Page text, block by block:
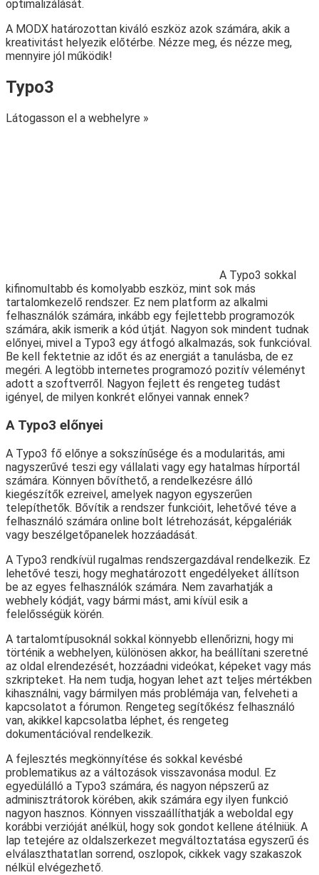
optimalizálását.
A MODX határozottan kiváló eszköz azok számára, akik a
kreativitást helyezik előtérbe. Nézze meg, és nézze meg,
mennyire jól működik!
Typo3
Látogasson el a webhelyre »
A Typo3 sokkal
kifinomultabb és komolyabb eszköz, mint sok más
tartalomkezelő rendszer. Ez nem platform az alkalmi
felhasználók számára, inkább egy fejlettebb programozók
számára, akik ismerik a kód útját. Nagyon sok mindent tudnak
előnyei, mivel a Typo3 egy átfogó alkalmazás, sok funkcióval.
Be kell fektetnie az időt és az energiát a tanulásba, de ez
megéri. A legtöbb internetes programozó pozitív véleményt
adott a szoftverről. Nagyon fejlett és rengeteg tudást
igényel, de milyen konkrét előnyei vannak ennek?
A Typo3 előnyei
A Typo3 fő előnye a sokszínűsége és a modularitás, ami
nagyszerűvé teszi egy vállalati vagy egy hatalmas hírportál
számára. Könnyen bővíthető, a rendelkezésre álló
kiegészítők ezreivel, amelyek nagyon egyszerűen
telepíthetők. Bővítik a rendszer funkcióit, lehetővé téve a
felhasználó számára online bolt létrehozását, képgalériák
vagy beszélgetőpanelek hozzáadását.
A Typo3 rendkívül rugalmas rendszergazdával rendelkezik. Ez
lehetővé teszi, hogy meghatározott engedélyeket állítson
be az egyes felhasználók számára. Nem zavarhatják a
webhely kódját, vagy bármi mást, ami kívül esik a
felelősségük körén.
A tartalomtípusoknál sokkal könnyebb ellenőrizni, hogy mi
történik a webhelyen, különösen akkor, ha beállítani szeretné
az oldal elrendezését, hozzáadni videókat, képeket vagy más
szkripteket. Ha nem tudja, hogyan lehet azt teljes mértékben
kihasználni, vagy bármilyen más problémája van, felveheti a
kapcsolatot a fórumon. Rengeteg segítőkész felhasználó
van, akikkel kapcsolatba léphet, és rengeteg
dokumentációval rendelkezik.
A fejlesztés megkönnyítése és sokkal kevésbé
problematikus az a változások visszavonása modul. Ez
egyedülálló a Typo3 számára, és nagyon népszerű az
adminisztrátorok körében, akik számára egy ilyen funkció
nagyon hasznos. Könnyen visszaállíthatják a weboldal egy
korábbi verzióját anélkül, hogy sok gondot kellene átélniük. A
lap tetejére az oldalszerkezet megváltoztatása egyszerű és
elválaszthatatlan sorrend, oszlopok, cikkek vagy szakaszok
nélkül elvégezhető.